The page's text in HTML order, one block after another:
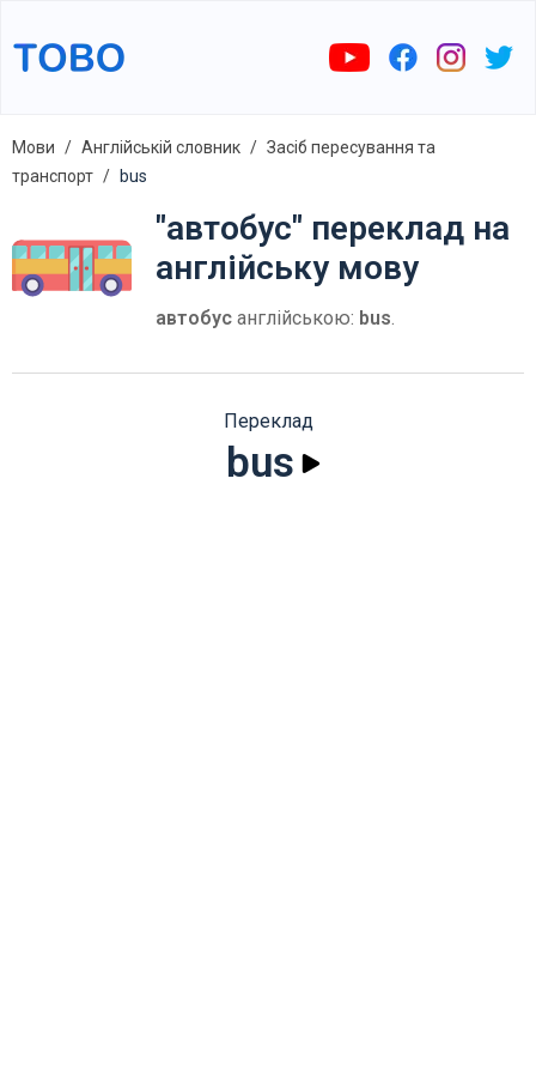
Мови Англійській словник
Засіб пересування та
транспорт
bus
"автобус" переклад на
англійську мову
автобус англійською: bus.
Переклад
bus